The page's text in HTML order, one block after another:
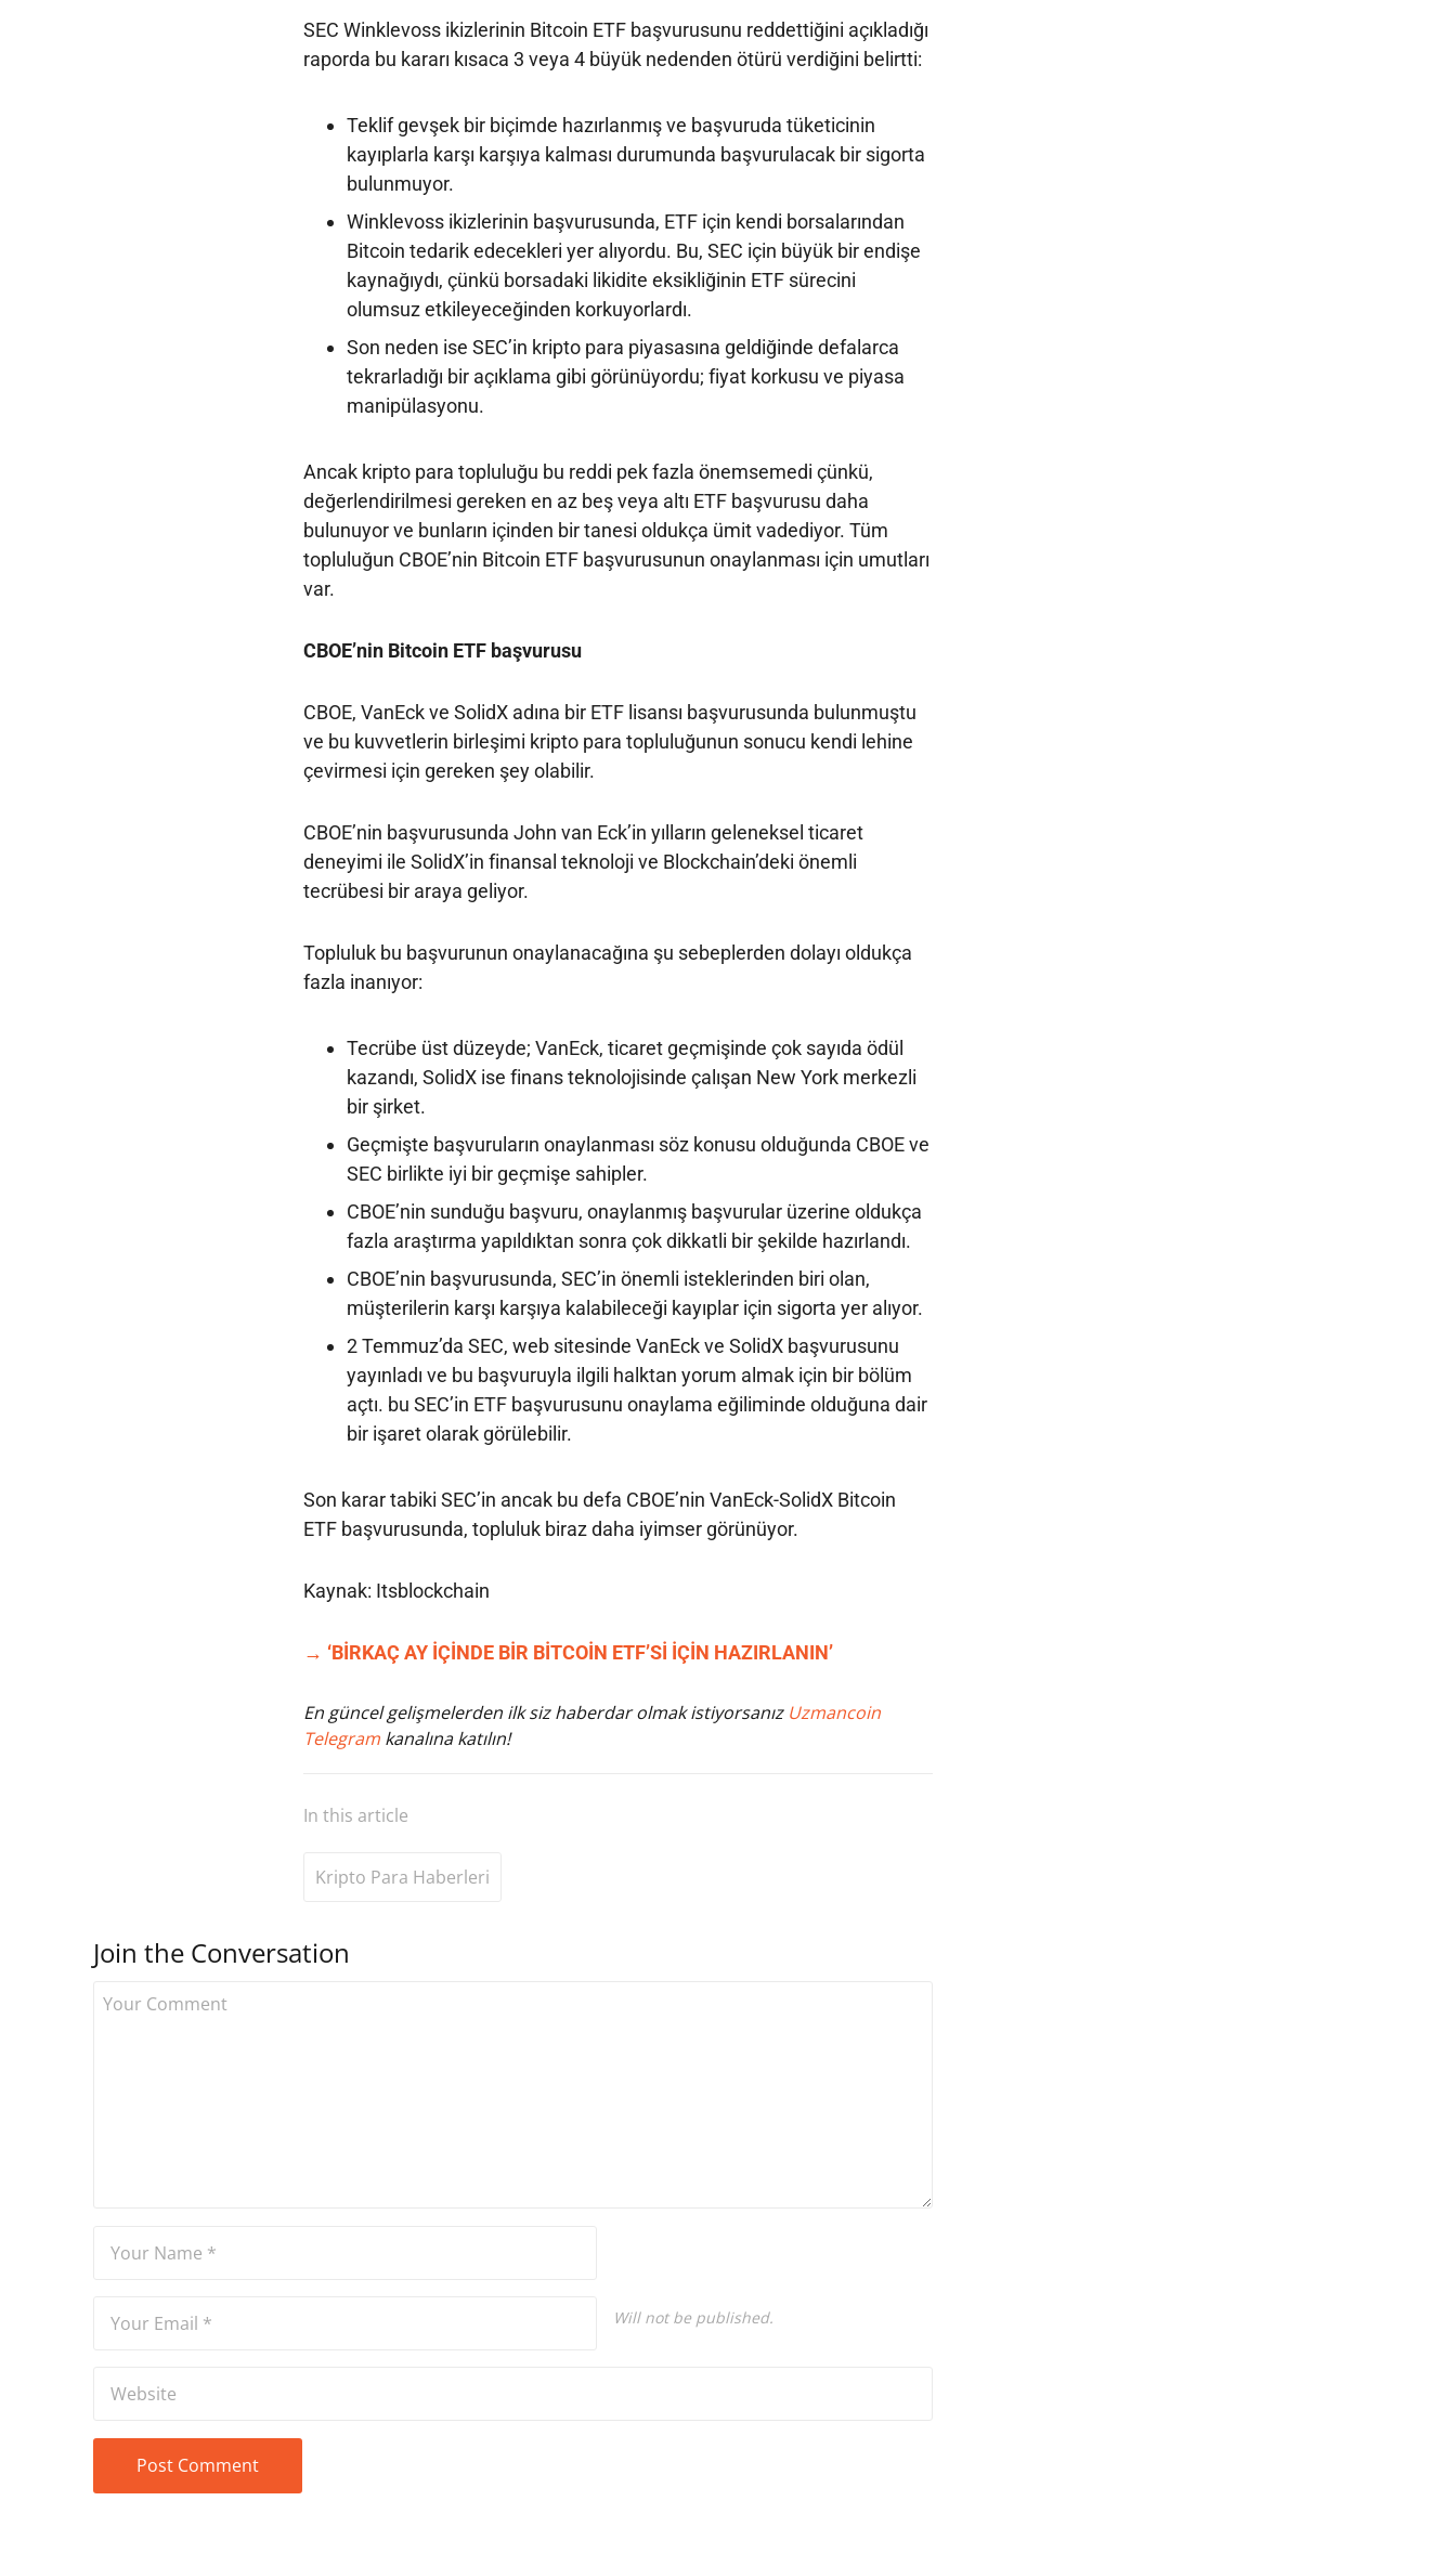
SEC Winklevoss ikizlerinin Bitcoin ETF başvurusunu reddettiğini açıkladığı
raporda bu kararı kısaca 3 veya 4 büyük nedenden ötürü verdiğini belirtti:
Teklif gevşek bir biçimde hazırlanmış ve başvuruda tüketicinin
kayıplarla karşı karşıya kalması durumunda başvurulacak bir sigorta
bulunmuyor.
Winklevoss ikizlerinin başvurusunda, ETF için kendi borsalarından
Bitcoin tedarik edecekleri yer alıyordu. Bu, SEC için büyük bir endişe
kaynağıydı, çünkü borsadaki likidite eksikliğinin ETF sürecini
olumsuz etkileyeceğinden korkuyorlardı.
Son neden ise SEC’in kripto para piyasasına geldiğinde defalarca
tekrarladığı bir açıklama gibi görünüyordu; fiyat korkusu ve piyasa
manipülasyonu.
Ancak kripto para topluluğu bu reddi pek fazla önemsemedi çünkü,
değerlendirilmesi gereken en az beş veya altı ETF başvurusu daha
bulunuyor ve bunların içinden bir tanesi oldukça ümit vadediyor. Tüm
topluluğun CBOE’nin Bitcoin ETF başvurusunun onaylanması için umutları
var.
CBOE’nin Bitcoin ETF başvurusu
CBOE, VanEck ve SolidX adına bir ETF lisansı başvurusunda bulunmuştu
ve bu kuvvetlerin birleşimi kripto para topluluğunun sonucu kendi lehine
çevirmesi için gereken şey olabilir.
CBOE’nin başvurusunda John van Eck’in yılların geleneksel ticaret
deneyimi ile SolidX’in finansal teknoloji ve Blockchain’deki önemli
tecrübesi bir araya geliyor.
Topluluk bu başvurunun onaylanacağına şu sebeplerden dolayı oldukça
fazla inanıyor:
Tecrübe üst düzeyde; VanEck, ticaret geçmişinde çok sayıda ödül
kazandı, SolidX ise finans teknolojisinde çalışan New York merkezli
bir şirket.
Geçmişte başvuruların onaylanması söz konusu olduğunda CBOE ve
SEC birlikte iyi bir geçmişe sahipler.
CBOE’nin sunduğu başvuru, onaylanmış başvurular üzerine oldukça
fazla araştırma yapıldıktan sonra çok dikkatli bir şekilde hazırlandı.
CBOE’nin başvurusunda, SEC’in önemli isteklerinden biri olan,
müşterilerin karşı karşıya kalabileceği kayıplar için sigorta yer alıyor.
2 Temmuz’da SEC, web sitesinde VanEck ve SolidX başvurusunu
yayınladı ve bu başvuruyla ilgili halktan yorum almak için bir bölüm
açtı. bu SEC’in ETF başvurusunu onaylama eğiliminde olduğuna dair
bir işaret olarak görülebilir.
Son karar tabiki SEC’in ancak bu defa CBOE’nin VanEck-SolidX Bitcoin
ETF başvurusunda, topluluk biraz daha iyimser görünüyor.
Kaynak: Itsblockchain
→ ‘BİRKAÇ AY İÇİNDE BİR BİTCOİN ETF’Sİ İÇİN HAZIRLANIN’
En güncel gelişmelerden ilk siz haberdar olmak istiyorsanız Uzmancoin
Telegram kanalına katılın!
In this article
Kripto Para Haberleri
Join the Conversation
Will not be published.